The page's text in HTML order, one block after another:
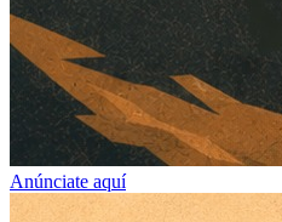
Anúnciate aquí